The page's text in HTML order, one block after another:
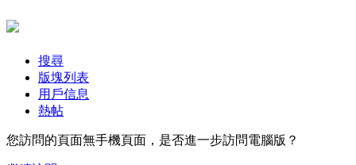
搜尋
版塊列表
用戶信息
熱帖
您訪問的頁面無手機頁面，是否進一步訪問電腦版？